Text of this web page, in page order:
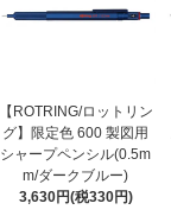
【ROTRING/ロットリン
グ】限定色 600 製図用
シャープペンシル(0.5m
m/ダークブルー)
3,630円(税330円)